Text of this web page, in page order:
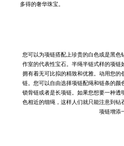
多得的奢华珠宝。
您可以为项链搭配上珍贵的白色或是黑色
作室的代表性宝石。半绳半链式样的项链
拥有着无可比拟的精致和优雅。动用您的
链。您可以自由选择项链配绳和链条的
锁骨链或者是长项链。如果您想要一种透
色相近的细绳，这样人们就只能注意到钻
项链增添